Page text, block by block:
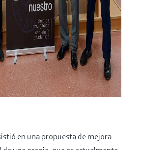
en una propuesta de mejora